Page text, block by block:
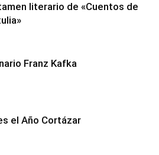
literario de «Cuentos de
Franz Kafka
el Año Cortázar